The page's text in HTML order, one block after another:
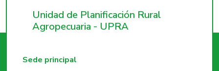
Unidad de Planificación Rural
Agropecuaria - UPRA
Sede principal